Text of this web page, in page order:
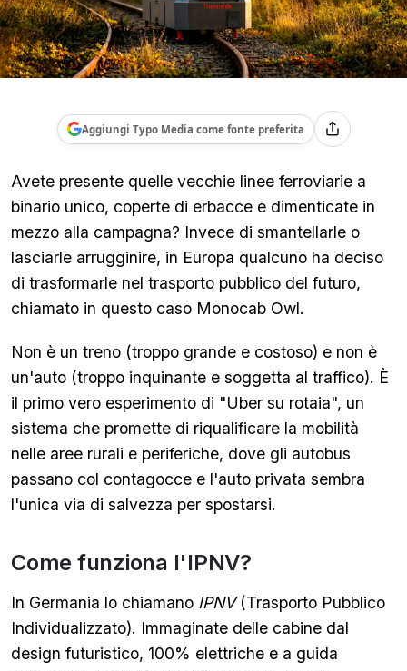
Aggiungi Typo Media come fonte preferita
Avete presente quelle vecchie linee ferroviarie a
binario unico, coperte di erbacce e dimenticate in
mezzo alla campagna? Invece di smantellarle o
lasciarle arrugginire, in Europa qualcuno ha deciso
di trasformarle nel trasporto pubblico del futuro,
chiamato in questo caso Monocab Owl.
Non è un treno (troppo grande e costoso) e non è
un'auto (troppo inquinante e soggetta al traffico). È
il primo vero esperimento di "Uber su rotaia", un
sistema che promette di riqualificare la mobilità
nelle aree rurali e periferiche, dove gli autobus
passano col contagocce e l'auto privata sembra
l'unica via di salvezza per spostarsi.
Come funziona l'IPNV?
In Germania lo chiamano IPNV(Trasporto Pubblico
Individualizzato). Immaginate delle cabine dal
design futuristico, 100% elettriche e a guida